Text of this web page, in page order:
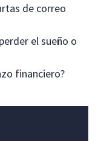
de correo
el sueño o
financiero?